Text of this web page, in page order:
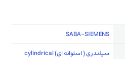
SABA-SIEMENS
سیلندری ( استوانه ای) cylindrical